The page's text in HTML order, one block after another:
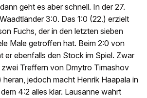
geht es aber schnell. In der 27.
3:0. Das 1:0 (22.) erzielt
Fuchs, der in den letzten sieben
Male getroffen hat. Beim 2:0 von
er ebenfalls den Stock im Spiel. Zwar
Treffern von Dmytro Timashov
jedoch macht Henrik Haapala in
4:2 alles klar. Lausanne wahrt